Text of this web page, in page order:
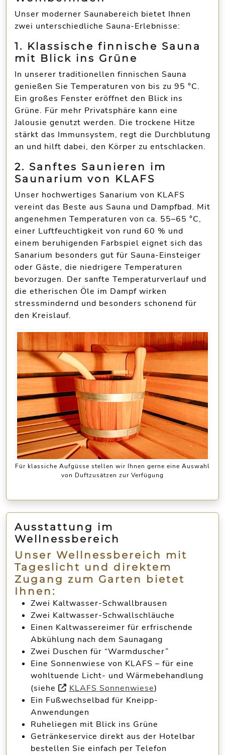
Unser moderner Saunabereich bietet Ihnen
zwei unterschiedliche Sauna-Erlebnisse:
1. Klassische finnische Sauna
mit Blick ins Grüne
In unserer traditionellen finnischen Sauna
genießen Sie Temperaturen von bis zu 95 °C.
Ein großes Fenster eröffnet den Blick ins
Grüne. Für mehr Privatsphäre kann eine
Jalousie genutzt werden. Die trockene Hitze
stärkt das Immunsystem, regt die Durchblutung
an und hilft dabei, den Körper zu entschlacken.
2. Sanftes Saunieren im
Saunarium von KLAFS
Unser hochwertiges Sanarium von KLAFS
vereint das Beste aus Sauna und Dampfbad. Mit
angenehmen Temperaturen von ca. 55–65 °C,
einer Luftfeuchtigkeit von rund 60 % und
einem beruhigenden Farbspiel eignet sich das
Sanarium besonders gut für Sauna-Einsteiger
oder Gäste, die niedrigere Temperaturen
bevorzugen. Der sanfte Temperaturverlauf und
die etherischen Öle im Dampf wirken
stressmindernd und besonders schonend für
den Kreislauf.
Für klassiche Aufgüsse stellen wir Ihnen gerne eine Auswahl
von Duftzusätzen zur Verfügung
Ausstattung im
Wellnessbereich
Unser Wellnessbereich mit
Tageslicht und direktem
Zugang zum Garten bietet
Ihnen:
Zwei Kaltwasser-Schwallbrausen
Zwei Kaltwasser-Schwallschläuche
Einen Kaltwassereimer für erfrischende
Abkühlung nach dem Saunagang
Zwei Duschen für “Warmduscher”
Eine Sonnenwiese von KLAFS – für eine
wohltuende Licht- und Wärmebehandlung
(siehe
KLAFS Sonnenwiese)
Ein Fußwechselbad für Kneipp-
Anwendungen
Ruheliegen mit Blick ins Grüne
Getränkeservice direkt aus der Hotelbar
bestellen Sie einfach per Telefon